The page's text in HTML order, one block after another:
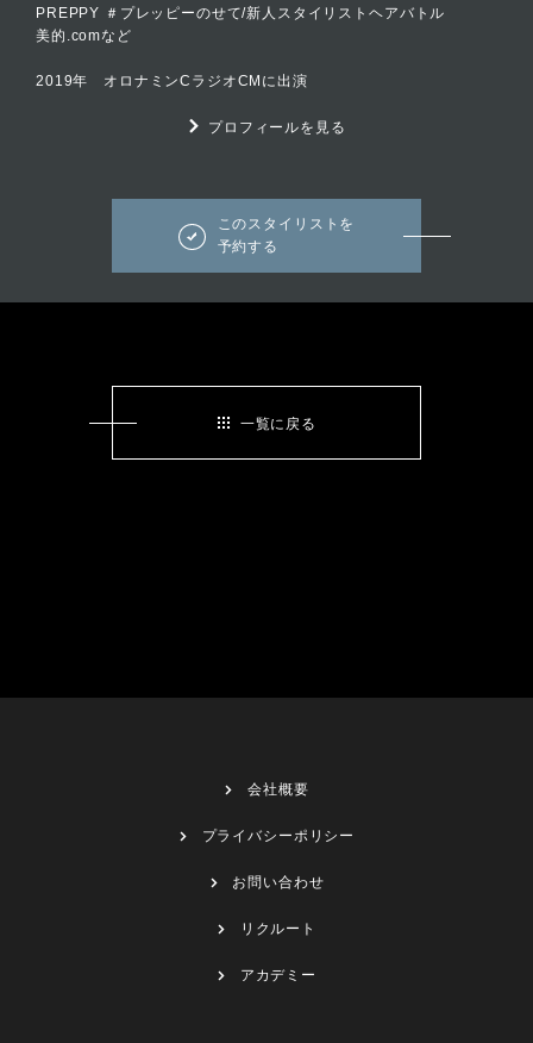
PREPPY ＃プレッピーのせて/新人スタイリストヘアバトル
美的.comなど
2019年 オロナミンCラジオCMに出演
プロフィールを見る
このスタイリストを
予約する
一覧に戻る
会社概要
プライバシーポリシー
お問い合わせ
リクルート
アカデミー